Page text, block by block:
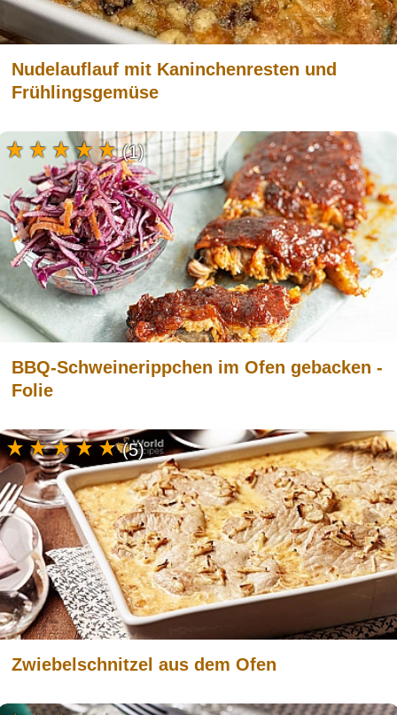
Nudelauflauf mit Kaninchenresten und
Frühlingsgemüse
BBQ-Schweinerippchen im Ofen gebacken -
Folie
(1)
Zwiebelschnitzel aus dem Ofen
(5)